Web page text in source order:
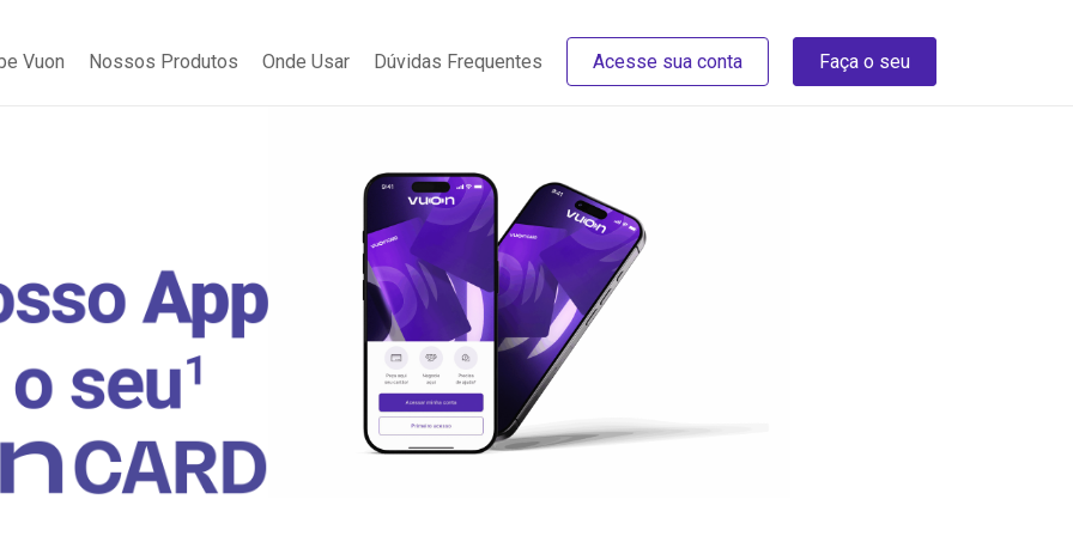
Vuon Nossos Produtos Onde Usar Dúvidas Frequentes Acesse sua conta Faça o seu